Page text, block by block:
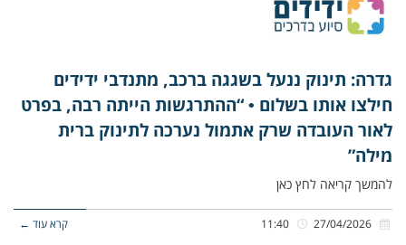
גדרה: תינוק ננעל בשגגה ברכב, מתנדבי ידידים
חילצו אותו בשלום • “ההתרגשות הייתה רבה, בפרט
לאור העובדה שרק אתמול נערכה לתינוק ברית
מילה”
להמשך קריאה לחץ כאן
קרא עוד ←